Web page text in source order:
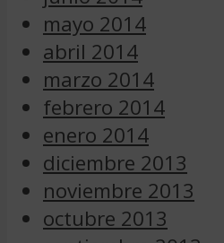
mayo 2014
abril 2014
marzo 2014
febrero 2014
enero 2014
diciembre 2013
noviembre 2013
octubre 2013